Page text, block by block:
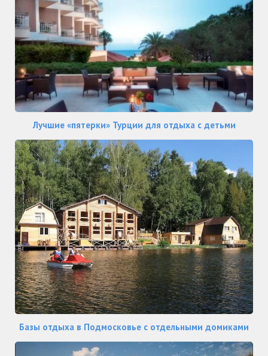
Лучшие «пятерки» Турции для отдыха с детьми
Базы отдыха в Подмосковье с отдельными домиками